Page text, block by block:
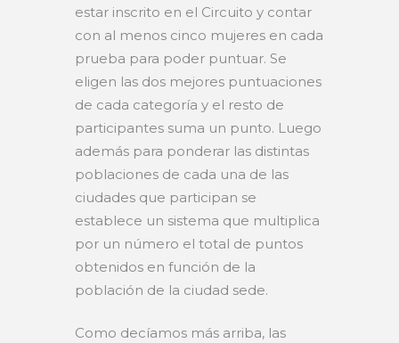
estar inscrito en el Circuito y contar
con al menos cinco mujeres en cada
prueba para poder puntuar. Se
eligen las dos mejores puntuaciones
de cada categoría y el resto de
participantes suma un punto. Luego
además para ponderar las distintas
poblaciones de cada una de las
ciudades que participan se
establece un sistema que multiplica
por un número el total de puntos
obtenidos en función de la
población de la ciudad sede.
Como decíamos más arriba, las